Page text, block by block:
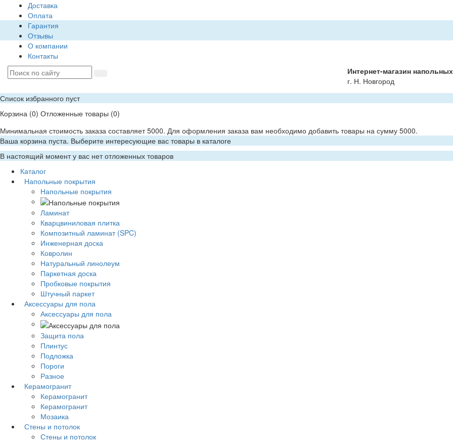
Доставка
Оплата
Гарантия
Отзывы
О компании
Контакты
Интернет-магазин
г. Н. Новгород
Список избранного пуст
Корзина (0) Отложенные товары (0)
Минимальная стоимость заказа составляет 5000. Для оформления заказа вам необходимо добавить товары на сумму 5000.
Ваша корзина пуста. Выберите интересующие вас товары в каталоге
В настоящий момент у вас нет отложенных товаров
Каталог
Напольные покрытия
Напольные покрытия
Ламинат
Кварцвиниловая плитка
Композитный ламинат (SPC)
Инженерная доска
Ковролин
Натуральный линолеум
Паркетная доска
Пробковые покрытия
Штучный паркет
Аксессуары для пола
Аксессуары для пола
Защита пола
Плинтус
Подложка
Пороги
Разное
Керамогранит
Керамогранит
Керамогранит
Мозаика
Стены и потолок
Стены и потолок